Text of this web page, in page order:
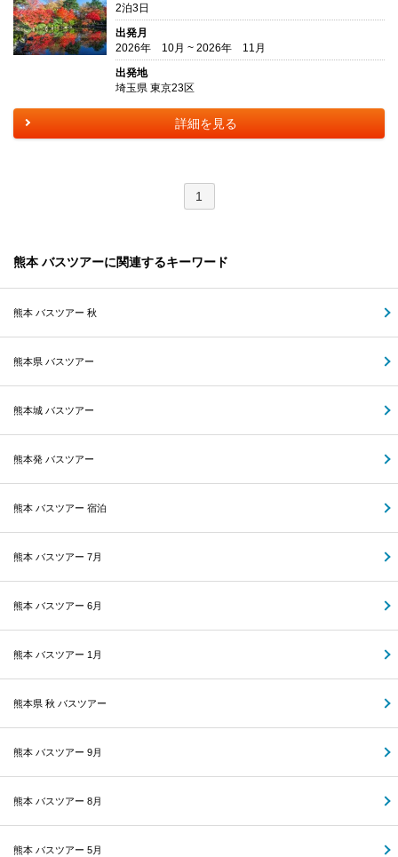
2泊3日
出発月
2026年 10月 ~ 2026年 11月
出発地
埼玉県 東京23区
詳細を見る
1
熊本 バスツアーに関連するキーワード
熊本 バスツアー 秋
熊本県 バスツアー
熊本城 バスツアー
熊本発 バスツアー
熊本 バスツアー 宿泊
熊本 バスツアー 7月
熊本 バスツアー 6月
熊本 バスツアー 1月
熊本県 秋 バスツアー
熊本 バスツアー 9月
熊本 バスツアー 8月
熊本 バスツアー 5月